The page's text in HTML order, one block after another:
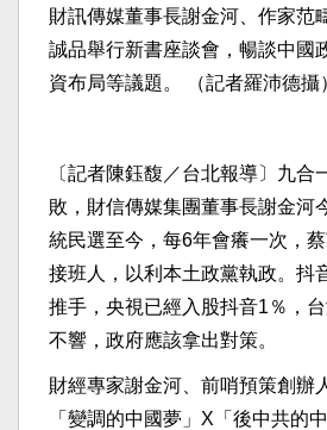
財訊傳媒董事長謝金河、作家范
誠品舉行新書座談會，暢談中國
資布局等議題。 （記者羅沛德攝
〔記者陳鈺馥／台北報導〕九合
敗，財信傳媒集團董事長謝金河
統民選至今，每6年會癢一次，
接班人，以利本土政黨執政。抖
推手，央視已經入股抖音1％，
不響，政府應該拿出對策。
財經專家謝金河、前哨預策創辦
「變調的中國夢」X「後中共的